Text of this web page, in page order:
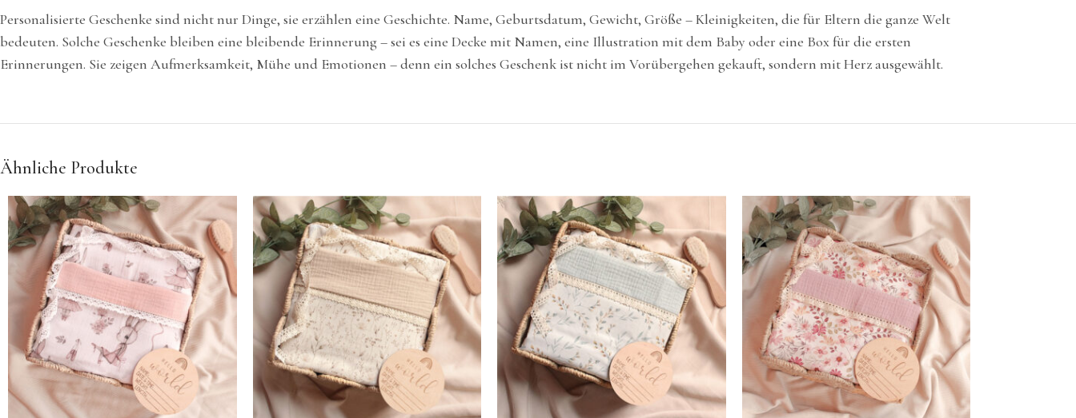
Personalisierte Geschenke sind nicht nur Dinge, sie erzählen eine Geschichte. Name, Geburtsdatum, Gewicht, Größe – Kleinigkeiten, die für Eltern die ganze Welt
bedeuten. Solche Geschenke bleiben eine bleibende Erinnerung – sei es eine Decke mit Namen, eine Illustration mit dem Baby oder eine Box für die ersten
Erinnerungen. Sie zeigen Aufmerksamkeit, Mühe und Emotionen – denn ein solches Geschenk ist nicht im Vorübergehen gekauft, sondern mit Herz ausgewählt.
Ähnliche Produkte